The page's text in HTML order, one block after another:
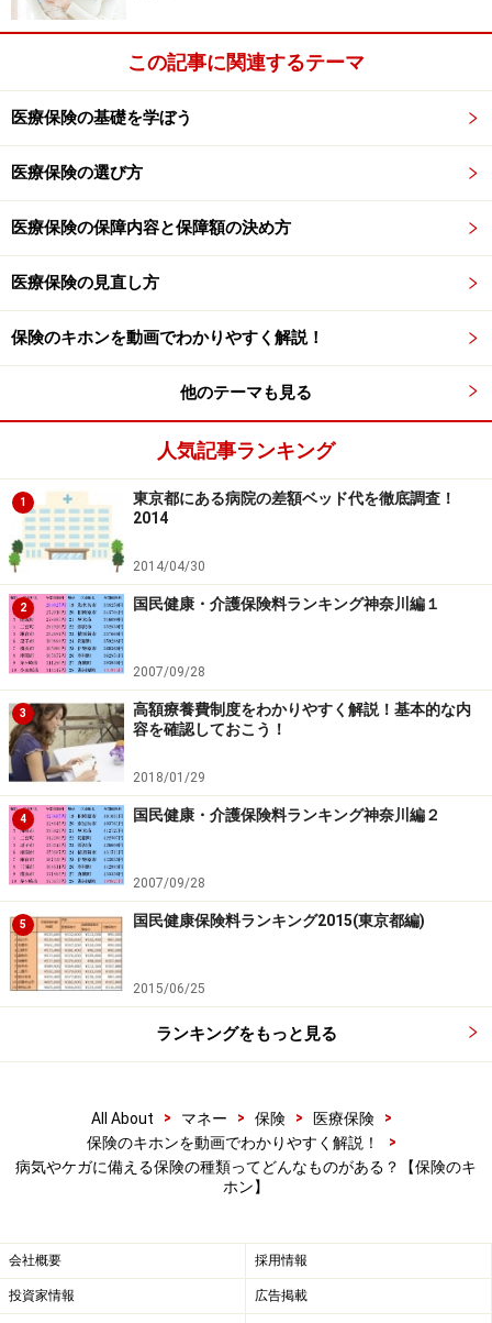
給付金が払われて契約は終了します。
急激かつ偶然な外来の事故によるケガをした時に備える
いしています。
病気やケガへの備えに適さない保険
数多くある生命保険商品のうち、個人年金保険や学資保
険、終身保険、定期保険等は資産形成や死亡への備えを
目的としているので、病気やケガへの備えには適してい
ません。ただ、これらの保険に特約で付けることは可能
注意が必要です。
自分や家族が病気やケガをする想像はしたくないもので
すが、「備えあれば憂いなし」で、日頃から安心できる
備えはしておきたいものです。
【関連記事をチェック】
保険って何？なんで入らないといけないの？【誰でもわ
かる保険のキホン】
自分が入っている保険って何？すぐに調べる方法【誰で
もわかる保険のキホン】
新社会人が入るべき保険って？【誰でもわかる保険のキ
ホン】
本記事の内容は一般的な情報提供を目的としており、特定の金融
商品や投資行動を推奨するものではありません。
投資や資産運用に関する最終的なご判断はご自身の責任において
行ってください。
掲載情報の正確性・完全性については十分に配慮しております
最新の情報や詳細については、必ず各金融機関やサービス提供者
この記事に関連するテーマ
医療保険の基礎を学ぼう
医療保険の選び方
医療保険の保障内容と保障額の決め方
医療保険の見直し方
保険のキホンを動画でわかりやすく解説！
他のテーマも見る
人気記事ランキング
1
東京都にある病院の差額ベッド代を徹底調査！
2014
2014/04/30
2 国民健康・介護保険料ランキング神奈川編１
2007/09/28
3
高額療養費制度をわかりやすく解説！基本的な内
容を確認しておこう！
2018/01/29
4 国民健康・介護保険料ランキング神奈川編２
2007/09/28
5 国民健康保険料ランキング2015(東京都編)
2015/06/25
ランキングをもっと見る
All About > マネー > 保険 > 医療保険
>
保険のキホンを動画でわかりやすく解説！
>
病気やケガに備える保険の種類ってどんなものがある？【保険のキ
ホン】
会社概要 採用情報
投資家情報 広告掲載